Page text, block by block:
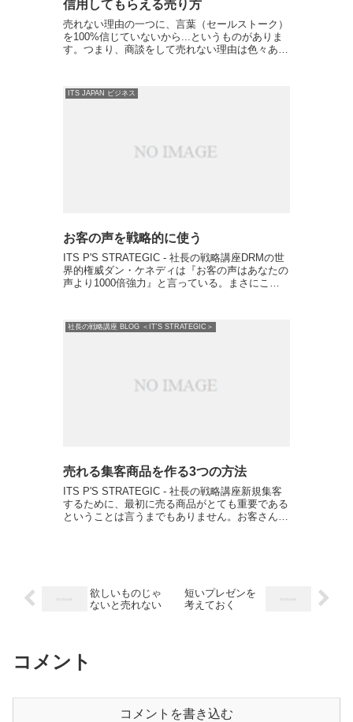
信用してもらえる売り方
売れない理由の一つに、言葉（セールストーク）
を100%信じていないから...というものがありま
す。つまり、商談をして売れない理由は色々あり
品は最高で、...
ITS JAPAN ビジネス
お客の声を戦略的に使う
ITS P'S STRATEGIC - 社長の戦略講座DRMの世
界的権威ダン・ケネディは『お客の声はあなたの
声より1000倍強力』と言っている。まさにこの
社長の戦略講座 BLOG ＜IT'S STRATEGIC＞
売れる集客商品を作る3つの方法
ITS P'S STRATEGIC - 社長の戦略講座新規集客
するために、最初に売る商品がとても重要である
ということは言うまでもありません。お客さんに
欲しいものじゃ
ないと売れない
短いプレゼンを
考えておく
コメント
コメントを書き込む